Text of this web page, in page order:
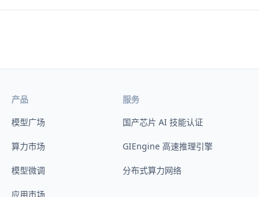
产品
模型广场
算力市场
模型微调
应用市场
服务
国产芯片 AI 技能认证
GIEngine 高速推理引擎
分布式算力网络